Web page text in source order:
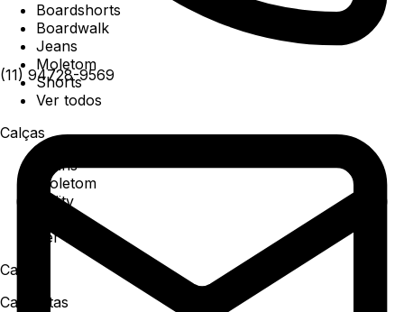
(11) 94728-9569
Boardshorts
Boardwalk
Jeans
Moletom
Shorts
Ver todos
Calças
Jeans
Moletom
Utility
Ver todos
Camisa
Camisetas